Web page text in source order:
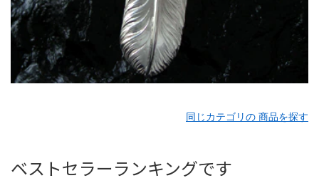
同じカテゴリの 商品を探す
ベストセラーランキングです